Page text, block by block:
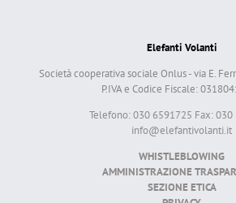
Elefanti Volanti
Società cooperativa sociale Onlus - via E.
P.IVA e Codice Fiscale:
Telefono: 030 6591725 Fax: 030
info@elefantivolanti.it
WHISTLEBLOWING
AMMINISTRAZIONE
SEZIONE ETICA